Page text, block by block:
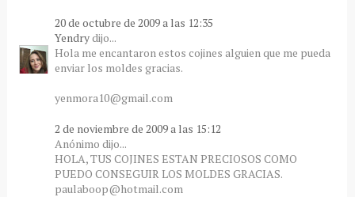
20 de octubre de 2009 a las 12:35
Yendrydijo...
Hola me encantaron estos cojines alguien que me pueda
enviar los moldes gracias.
yenmora10@gmail.com
2 de noviembre de 2009 a las 15:12
Anónimo dijo...
HOLA, TUS COJINES ESTAN PRECIOSOS COMO
PUEDO CONSEGUIR LOS MOLDES GRACIAS.
paulaboop@hotmail.com